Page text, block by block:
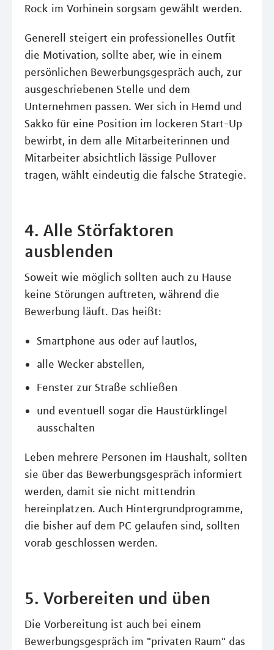
Rock im Vorhinein sorgsam gewählt werden.
Generell steigert ein professionelles Outfit
die Motivation, sollte aber, wie in einem
persönlichen Bewerbungsgespräch auch, zur
ausgeschriebenen Stelle und dem
Unternehmen passen. Wer sich in Hemd und
Sakko für eine Position im lockeren Start-Up
bewirbt, in dem alle Mitarbeiterinnen und
Mitarbeiter absichtlich lässige Pullover
tragen, wählt eindeutig die falsche Strategie.
4. Alle Störfaktoren
ausblenden
Soweit wie möglich sollten auch zu Hause
keine Störungen auftreten, während die
Bewerbung läuft. Das heißt:
Smartphone aus oder auf lautlos,
alle Wecker abstellen,
Fenster zur Straße schließen
und eventuell sogar die Haustürklingel
ausschalten
Leben mehrere Personen im Haushalt, sollten
sie über das Bewerbungsgespräch informiert
werden, damit sie nicht mittendrin
hereinplatzen. Auch Hintergrundprogramme,
die bisher auf dem PC gelaufen sind, sollten
vorab geschlossen werden.
5. Vorbereiten und üben
Die Vorbereitung ist auch bei einem
Bewerbungsgespräch im "privaten Raum" das